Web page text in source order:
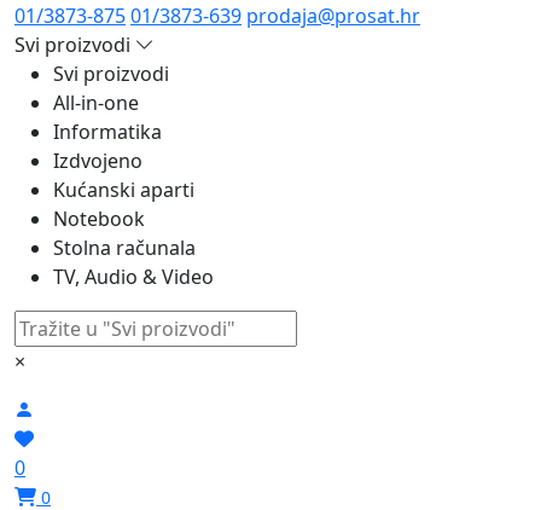
01/3873-87501/3873-639 prodaja@prosat.hr
Svi proizvodi
Svi proizvodi
All-in-one
Informatika
Izdvojeno
Kućanski aparti
Notebook
Stolna računala
TV, Audio & Video
×
0
0